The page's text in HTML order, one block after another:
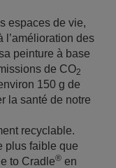
espaces de vie,
l’amélioration des
peinture à base
de CO2
150 g de
la santé de notre
recyclable.
plus faible que
to Cradle® en